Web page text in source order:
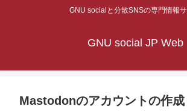
GNU socialと分散SNSの専門情報サ
GNU social JP Web
Mastodonのアカウントの作成